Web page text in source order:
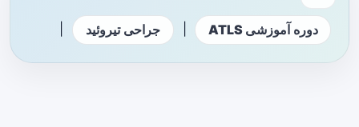
دوره آموزشی ATLS جراحی تیروئید